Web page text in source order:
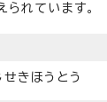
れています。
きほうとう